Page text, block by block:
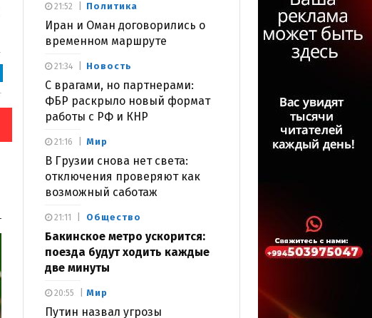
Политика
Иран и Оман договорились о
временном маршруте
21:52
Новость
С врагами, но партнерами:
ФБР раскрыло новый формат
работы с РФ и КНР
21:34
Мир
В Грузии снова нет света:
отключения проверяют как
возможный саботаж
21:16
Общество
Бакинское метро ускорится:
поезда будут ходить каждые
две минуты
21:11
Мир
Путин назвал угрозы
20:55